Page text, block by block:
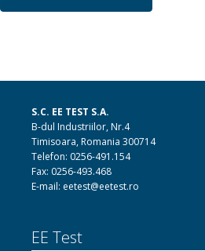
S.C. EE TEST S.A.
B-dul Industriilor, Nr.4
Timisoara, Romania 300714
Telefon: 0256-491.154
Fax: 0256-493.468
E-mail: eetest@eetest.ro
EE Test